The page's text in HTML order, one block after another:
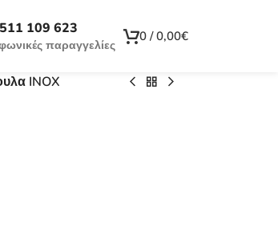
109 623
παραγγελίες
0 / 0,00€
INOX